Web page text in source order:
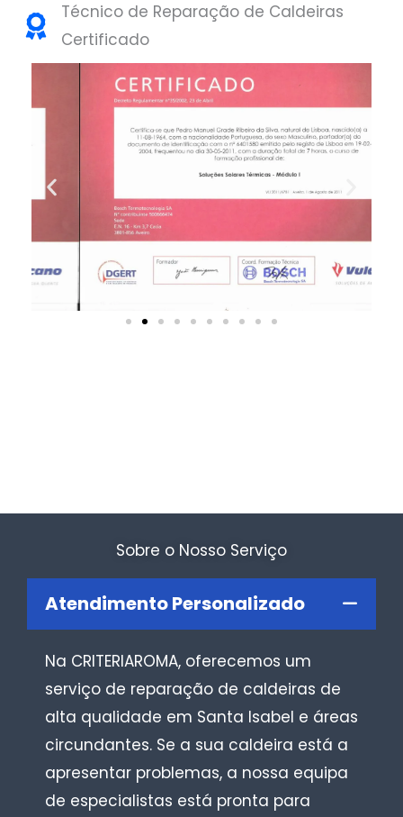
Técnico de Reparação de Caldeiras
Certificado
Sobre o Nosso Serviço
Atendimento Personalizado
Na CRITERIAROMA, oferecemos um
serviço de reparação de caldeiras de
alta qualidade em Santa Isabel e áreas
circundantes. Se a sua caldeira está a
apresentar problemas, a nossa equipa
de especialistas está pronta para